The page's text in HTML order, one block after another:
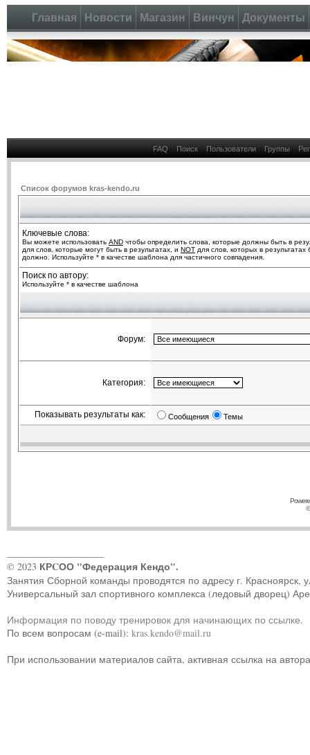
Главная Новости Магазин Винчун Документы
FAQ Поиск Пользователи Группы
Список форумов kras-kendo.ru
Ключевые слова:
Вы можете использовать AND чтобы определить слова, которые должны быть в
для слов, которые могут быть в результатах, и NOT для слов, которых в результатах
должно. Используйте * в качестве шаблона для частичного совпадения.
Поиск по автору:
Используйте * в качестве шаблона
Форум:
Категория:
Показывать результаты как: Сообщения Темы
© 2023 КРCОО "Федерация Кендо".
Занятия Сборной команды проводятся по адресу г. Красноярск,
Универсальный зал спортивного комплекса (ледовый дворец)
Информация по поводу тренировок для начинающих по ссылке.
По всем вопросам (e-mail): kras.kendo@mail.ru
При использовании материалов сайта, активная ссылка на